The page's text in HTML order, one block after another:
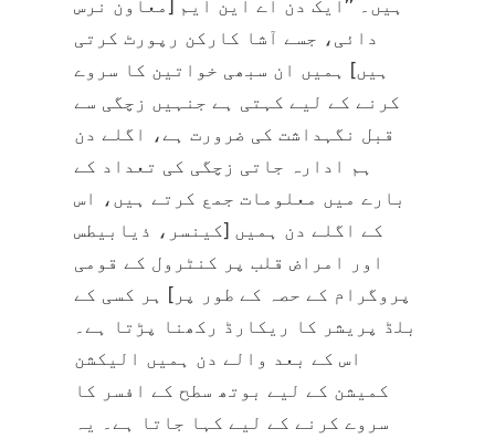
ہیں۔ ’’ایک دن اے این ایم [معاون نرس
دائی، جسے آشا کارکن رپورٹ کرتی
ہیں] ہمیں ان سبھی خواتین کا سروے
کرنے کے لیے کہتی ہے جنہیں زچگی سے
قبل نگہداشت کی ضرورت ہے، اگلے دن
ہم ادارہ جاتی زچگی کی تعداد کے
بارے میں معلومات جمع کرتے ہیں، اس
کے اگلے دن ہمیں [کینسر، ذیابیطس
اور امراض قلب پر کنٹرول کے قومی
پروگرام کے حصہ کے طور پر] ہر کسی کے
بلڈ پریشر کا ریکارڈ رکھنا پڑتا ہے۔
اس کے بعد والے دن ہمیں الیکشن
کمیشن کے لیے بوتھ سطح کے افسر کا
سروے کرنے کے لیے کہا جاتا ہے۔ یہ